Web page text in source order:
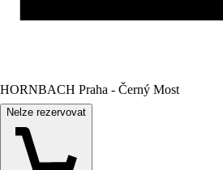
HORNBACH Praha - Černý Most
Nelze rezervovat